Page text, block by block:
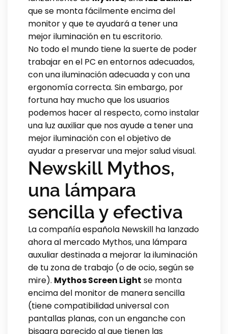
que se monta fácilmente encima del
monitor y que te ayudará a tener una
mejor iluminación en tu escritorio.
No todo el mundo tiene la suerte de poder
trabajar en el PC en entornos adecuados,
con una iluminación adecuada y con una
ergonomía correcta. Sin embargo, por
fortuna hay mucho que los usuarios
podemos hacer al respecto, como instalar
una luz auxiliar que nos ayude a tener una
mejor iluminación con el objetivo de
ayudar a preservar una mejor salud visual.
Newskill Mythos,
una lámpara
sencilla y efectiva
La compañía española Newskill ha lanzado
ahora al mercado Mythos, una lámpara
auxuliar destinada a mejorar la iluminación
de tu zona de trabajo (o de ocio, según se
mire). Mythos Screen Light se monta
encima del monitor de manera sencilla
(tiene compatibilidad universal con
pantallas planas, con un enganche con
bisagra parecido al que tienen las